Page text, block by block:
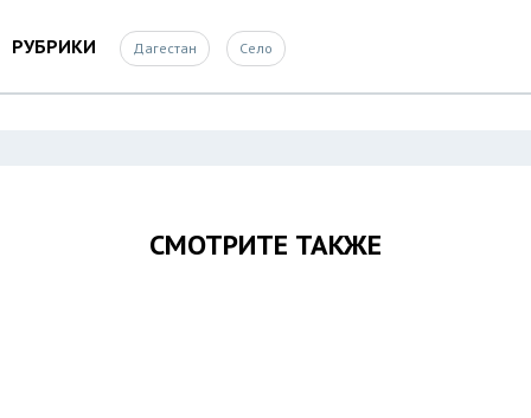
РУБРИКИ Дагестан Село
СМОТРИТЕ ТАКЖЕ